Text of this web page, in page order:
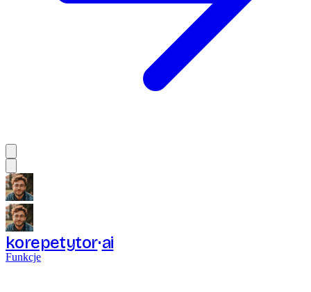
korepetytor ai
Funkcje